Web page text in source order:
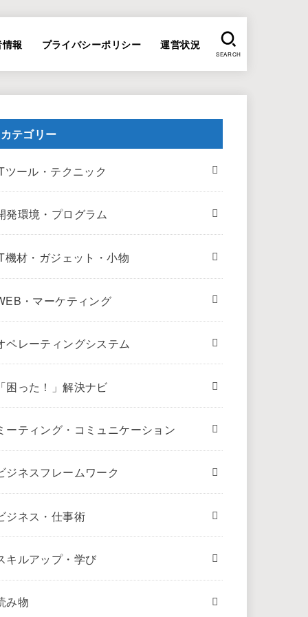
報 プライバシーポリシー 運営状況
SEARCH
カテゴリー
ツール・テクニック
発環境・プログラム
機材・ガジェット・小物
・マーケティング
ペレーティングシステム
困った！」解決ナビ
ーティング・コミュニケーション
ジネスフレームワーク
ジネス・仕事術
キルアップ・学び
み物